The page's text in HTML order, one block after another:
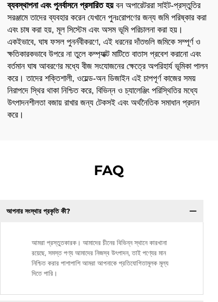
ব্যবস্থাপনা এবং পুনর্বাসনে প্রসারিত হয় বন অপারেটররা সাইট-প্রস্তুতির
সরঞ্জামে তাদের ব্যবহার করেন যেখানে পুনঃরোপণের জন্য জমি পরিষ্কার করা
এবং চাষ করা হয়, মূল সিস্টেম এবং অসম ভূমি পরিচালনা করা হয়।
একইভাবে, ঘাষ ফসল পুনর্নবীকরণে, এই ধরনের দাঁতগুলি জমিকে সম্পূর্ণ ও
ক্ষতিকারকভাবে উপরে না তুলে কম্প্যাক্ট মাটিতে বাতাস প্রবেশ করানো এবং
বর্তমান ঘাষ আবরণের মধ্যে বীজ সংযোজনের ক্ষেত্রে অপরিহার্য ভূমিকা পালন
করে। তাদের শক্তিশালী, ওয়েল্ড-অন ডিজাইন এই চাপপূর্ণ কাজের সময়
নিরাপদে স্থির থাকা নিশ্চিত করে, বিভিন্ন ও চ্যালেঞ্জিং পরিস্থিতির মধ্যে
উৎপাদনশীলতা বজায় রাখার জন্য টেকসই এবং অর্থনৈতিক সমাধান প্রদান
করে।
FAQ
আপনার সংস্থার প্রকৃতি কী?
আমরা প্রস্তুতকারক। আমাদের চীনের বিভিন্ন স্থানে কারখানা
রয়েছে, সমস্ত পণ্য আমাদের নিজস্ব উৎপাদন, তাই পণ্যের মান
নিশ্চিত করার পাশাপাশি আমরা আপনাকে প্রতিযোগিতামূলক মূল্য
দিতে পারি।